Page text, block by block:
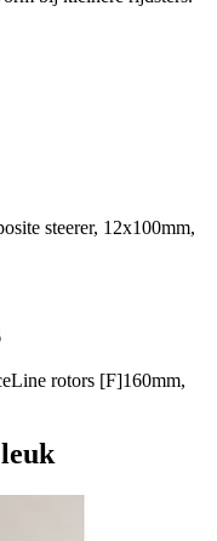
steerer, 12x100mm,
rotors [F]160mm,